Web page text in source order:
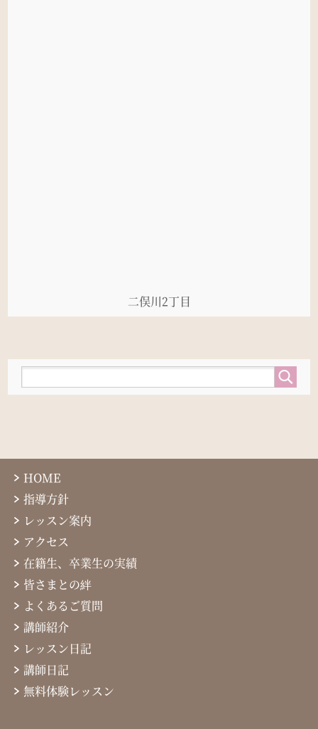
二俣川2丁目
HOME
指導方針
レッスン案内
アクセス
在籍生、卒業生の実績
皆さまとの絆
よくあるご質問
講師紹介
レッスン日記
講師日記
無料体験レッスン